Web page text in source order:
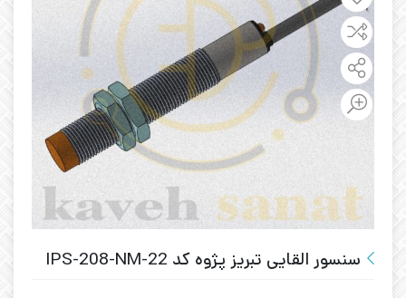
سنسور القایی تبریز پژوه کد IPS-208-NM-22